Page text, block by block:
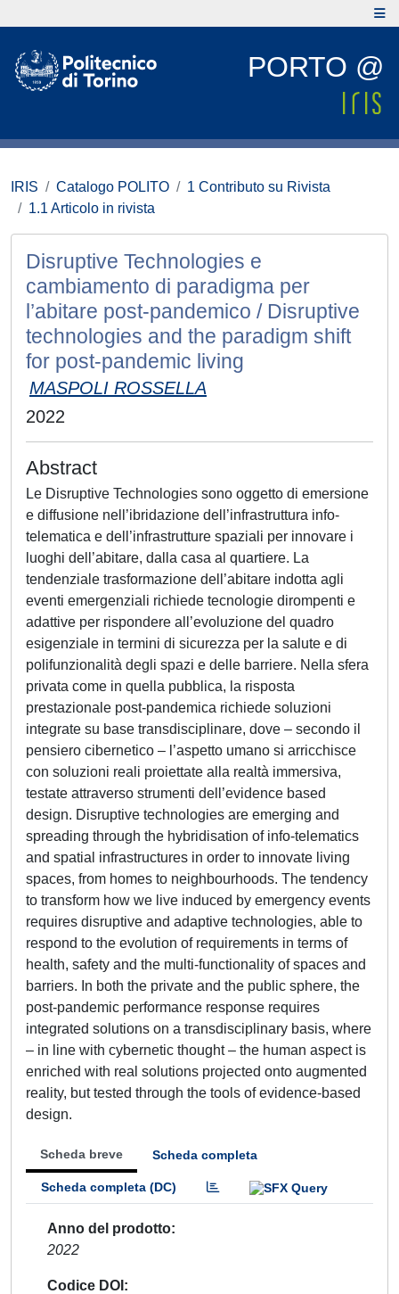
PORTO @
IRIS Catalogo POLITO
1 Contributo su Rivista
1.1 Articolo in rivista
Disruptive Technologies e
cambiamento di paradigma per
l’abitare post-pandemico / Disruptive
technologies and the paradigm shift
for post-pandemic living
MASPOLI ROSSELLA
2022
Abstract
Le Disruptive Technologies sono oggetto di emersione
e diffusione nell’ibridazione dell’infrastruttura info-
telematica e dell’infrastrutture spaziali per innovare i
luoghi dell’abitare, dalla casa al quartiere. La
tendenziale trasformazione dell’abitare indotta agli
eventi emergenziali richiede tecnologie dirompenti e
adattive per rispondere all’evoluzione del quadro
esigenziale in termini di sicurezza per la salute e di
polifunzionalità degli spazi e delle barriere. Nella sfera
privata come in quella pubblica, la risposta
prestazionale post-pandemica richiede soluzioni
integrate su base transdisciplinare, dove – secondo il
pensiero cibernetico – l’aspetto umano si arricchisce
con soluzioni reali proiettate alla realtà immersiva,
testate attraverso strumenti dell’evidence based
design. Disruptive technologies are emerging and
spreading through the hybridisation of info-telematics
and spatial infrastructures in order to innovate living
spaces, from homes to neighbourhoods. The tendency
to transform how we live induced by emergency events
requires disruptive and adaptive technologies, able to
respond to the evolution of requirements in terms of
health, safety and the multi-functionality of spaces and
barriers. In both the private and the public sphere, the
post-pandemic performance response requires
integrated solutions on a transdisciplinary basis, where
– in line with cybernetic thought – the human aspect is
enriched with real solutions projected onto augmented
reality, but tested through the tools of evidence-based
design.
Scheda breve Scheda completa
Scheda completa (DC)
Anno del prodotto
2022
Codice DOI